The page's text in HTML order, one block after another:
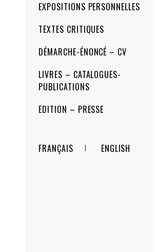
EXPOSITIONS PERSONNELLES
TEXTES CRITIQUES
DÉMARCHE-ÉNONCÉ – CV
LIVRES – CATALOGUES-
PUBLICATIONS
EDITION – PRESSE
FRANÇAIS ENGLISH